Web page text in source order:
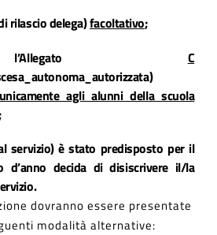
rilascio delega)facoltativo;
C
agli alunni della scuola
;
servizio) è stato predisposto per il
d’anno decida di disiscrivere il/la
dovranno essere presentate
modalità alternative: